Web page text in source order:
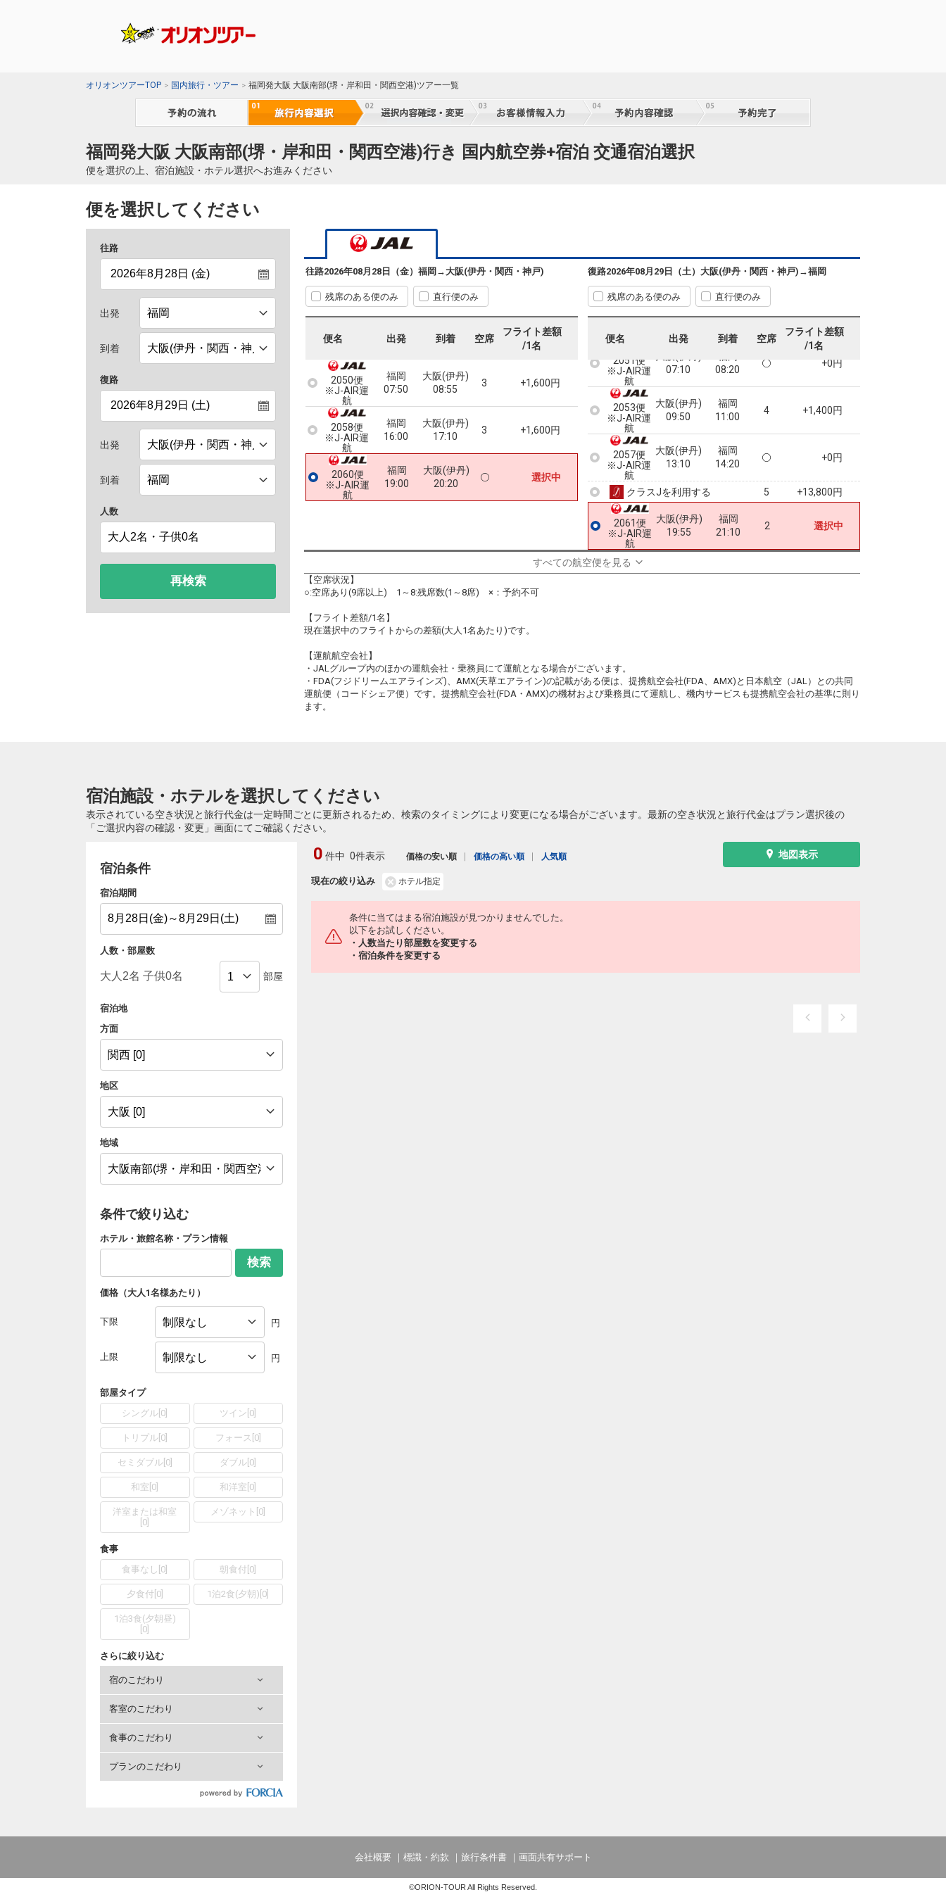
オリオンツアーTOP 国内旅行・ツアー 福岡発大阪 大阪南部(堺・岸和田・関西空港)ツアー一覧
福岡発大阪 大阪南部(堺・岸和田・関西空港)行き 国内航空券+宿泊 交通宿泊選択
便を選択の上、宿泊施設・ホテル選択へお進みください
便を選択してください
往路
出発
到着
復路
出発
到着
人数
再検索
往路2026年08月28日（金） 福岡 →大阪(伊丹・関西・神戸)
残席のある便のみ 直行便のみ
便名 出発 到着 空席
フライト差額
/1名
2050便
※J-AIR運
航
福岡
07:50
大阪(伊丹)
08:55
3 +1,600円
2058便
※J-AIR運
航
福岡
16:00
大阪(伊丹)
17:10
3 +1,600円
2060便
※J-AIR運
航
福岡
19:00
大阪(伊丹)
20:20
選択中
復路2026年08月29日（土） 大阪(伊丹・関西・神戸) →福岡
残席のある便のみ 直行便のみ
便名 出発 到着 空席
フライト差額
/1名
2051便
※J-AIR運
航
07:10
08:20
+0円
2053便
※J-AIR運
航
大阪(伊丹)
09:50
福岡
11:00
4 +1,400円
2057便
※J-AIR運
航
大阪(伊丹)
13:10
福岡
14:20
+0円
クラスJを利用する 5 +13,800円
2061便
※J-AIR運
航
大阪(伊丹)
19:55
福岡
21:10
2 選択中
すべての航空便を見る
【空席状況】
○:空席あり(9席以上) 1～8:残席数(1～8席) ×：予約不可
【フライト差額/1名】
現在選択中のフライトからの差額(大人1名あたり)です。
【運航航空会社】
・JALグループ内のほかの運航会社・乗務員にて運航となる場合がございます。
・FDA(フジドリームエアラインズ)、AMX(天草エアライン)の記載がある便は、提携航空会社(FDA、AMX)と日本航空（JAL）との共同
運航便（コードシェア便）です。提携航空会社(FDA・AMX)の機材および乗務員にて運航し、機内サービスも提携航空会社の基準に則り
ます。
宿泊施設・ホテルを選択してください
表示されている空き状況と旅行代金は一定時間ごとに更新されるため、検索のタイミングにより変更になる場合がございます。最新の空き状況と旅行代金はプラン選択後の
「ご選択内容の確認・変更」画面にてご確認ください。
宿泊条件
宿泊期間
人数・部屋数
部屋
宿泊地
方面
地区
地域
条件で絞り込む
ホテル・旅館名称・プラン情報
検索
価格（大人1名様あたり）
下限 円
上限 円
部屋タイプ
シングル 0 ツイン 0
トリプル 0 フォース 0]
セミダブル[ 0] ダブル 0
和室 0 和洋室 0
洋室または和室
0
メゾネット 0
食事
食事なし 0 朝食付 0
夕食付 0] 1泊2食(夕朝) 0
1泊3食(夕朝昼)
0
さらに絞り込む
宿のこだわり
客室のこだわり
食事のこだわり
プランのこだわり
地図表示
現在の絞り込み ホテル指定
0 件中 0件表示 価格の安い順 価格の高い順 人気順
条件に当てはまる宿泊施設が見つかりませんでした。
以下をお試しください。
・人数当たり部屋数を変更する
・宿泊条件を変更する
会社概要 標識・約款 旅行条件書 画面共有サポート
©ORION-TOUR All Rights Reserved.